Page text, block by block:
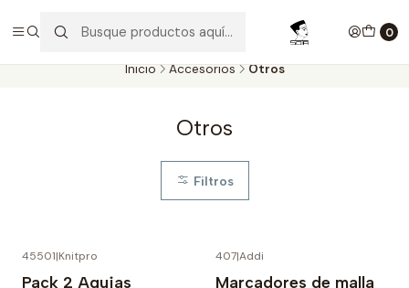
0
Aproveite as entregas grátis para todas as encomendas
superiores a 60€. Faça as suas compras e economize!
Inicio Accesorios Otros
Otros
Filtros
45501|Knitpro
Pack 2 Agujas
407|Addi
Marcadores de malla